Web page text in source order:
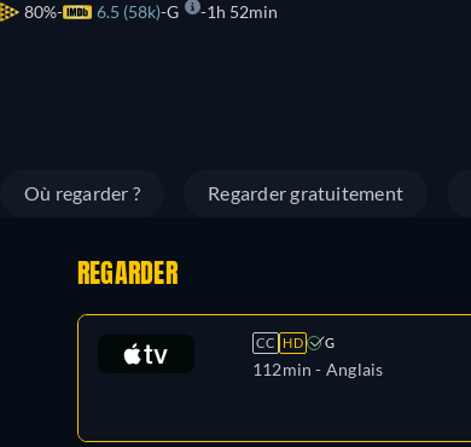
80% 6.5 (58k) G 1h 52min
Où regarder ? Regarder gratuitement
REGARDER
CC HD G
112min - Anglais